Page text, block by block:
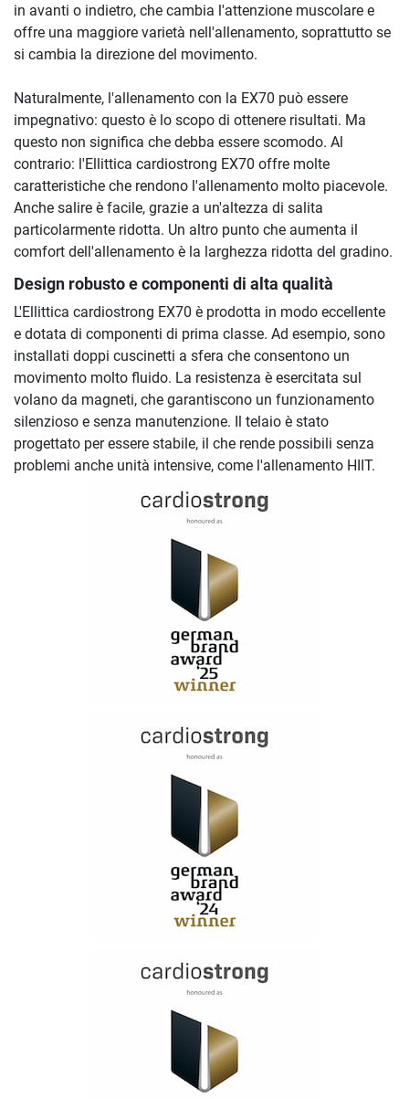
in avanti o indietro, che cambia l'attenzione muscolare e
offre una maggiore varietà nell'allenamento, soprattutto se
si cambia la direzione del movimento.
Naturalmente, l'allenamento con la EX70 può essere
impegnativo: questo è lo scopo di ottenere risultati. Ma
questo non significa che debba essere scomodo. Al
contrario: l'Ellittica cardiostrong EX70 offre molte
caratteristiche che rendono l'allenamento molto piacevole.
Anche salire è facile, grazie a un'altezza di salita
particolarmente ridotta. Un altro punto che aumenta il
comfort dell'allenamento è la larghezza ridotta del gradino.
Design robusto e componenti di alta qualità
L'Ellittica cardiostrong EX70 è prodotta in modo eccellente
e dotata di componenti di prima classe. Ad esempio, sono
installati doppi cuscinetti a sfera che consentono un
movimento molto fluido. La resistenza è esercitata sul
volano da magneti, che garantiscono un funzionamento
silenzioso e senza manutenzione. Il telaio è stato
progettato per essere stabile, il che rende possibili senza
problemi anche unità intensive, come l'allenamento HIIT.